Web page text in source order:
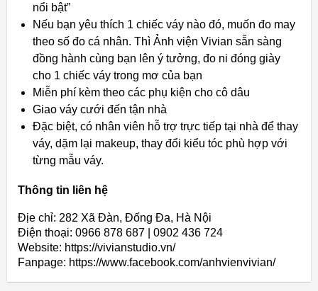
nổi bật”
Nếu bạn yêu thích 1 chiếc váy nào đó, muốn đo may
theo số đo cá nhân. Thì Ảnh viện Vivian sẵn sàng
đồng hành cùng bạn lên ý tưởng, đo ni đóng giày
cho 1 chiếc váy trong mơ của bạn
Miễn phí kèm theo các phụ kiện cho cô dâu
Giao váy cưới đến tận nhà
Đặc biệt, có nhân viên hỗ trợ trực tiếp tại nhà để thay
váy, dặm lại makeup, thay đổi kiểu tóc phù hợp với
từng mẫu váy.
Thông tin liên hệ
Địe chỉ: 282 Xã Đàn, Đống Đa, Hà Nội
Điện thoại: 0966 878 687 | 0902 436 724
Website: https://vivianstudio.vn/
Fanpage: https://www.facebook.com/anhvienvivian/